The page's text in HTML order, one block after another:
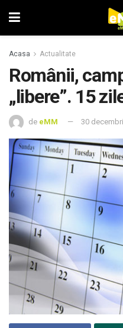
Acasa Actualitate
Românii,
„libere”. 15
de eMM 30